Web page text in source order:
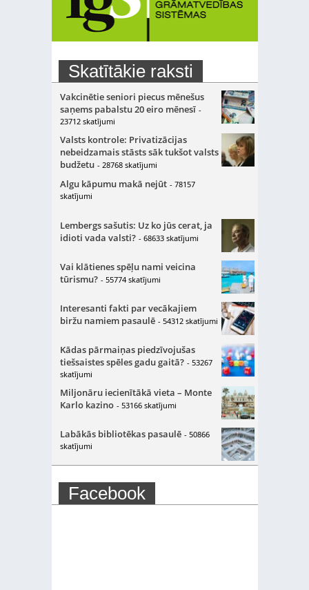
Skatītākie raksti
Vakcinētie seniori piecus mēnešus
saņems pabalstu 20 eiro mēnesī -
23712 skatījumi
Valsts kontrole: Privatizācijas
nebeidzamais stāsts sāk tukšot valsts
budžetu - 28768 skatījumi
Algu kāpumu makā nejūt - 78157
skatījumi
Lembergs sašutis: Uz ko jūs cerat, ja
idioti vada valsti? - 68633 skatījumi
Vai klātienes spēļu nami veicina
tūrismu? - 55774 skatījumi
Interesanti fakti par vecākajiem
biržu namiem pasaulē - 54312 skatījumi
Kādas pārmaiņas piedzīvojušas
tiešsaistes spēles gadu gaitā? - 53267
skatījumi
Miljonāru iecienītākā vieta – Monte
Karlo kazino - 53166 skatījumi
Labākās bibliotēkas pasaulē - 50866
skatījumi
Facebook